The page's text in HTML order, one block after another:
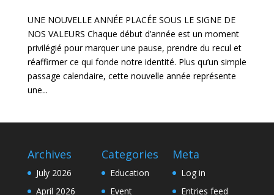
UNE NOUVELLE ANNÉE PLACÉE SOUS LE SIGNE DE
NOS VALEURS Chaque début d’année est un moment
privilégié pour marquer une pause, prendre du recul et
réaffirmer ce qui fonde notre identité. Plus qu’un simple
passage calendaire, cette nouvelle année représente
une...
Archives
July 2026
April 2026
Categories
Education
Event
Meta
Log in
Entries feed